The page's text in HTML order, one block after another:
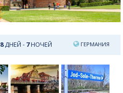
8ДНЕЙ - 7НОЧЕЙ ГЕРМАНИЯ